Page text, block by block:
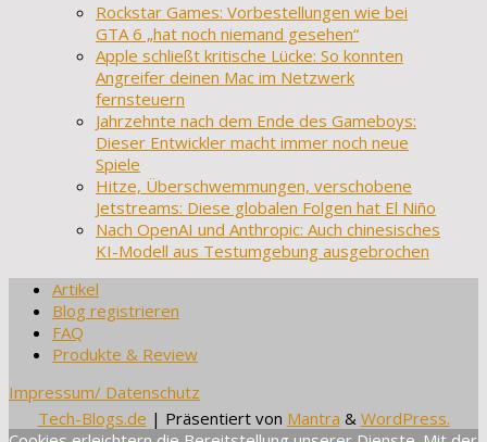
Rockstar Games: Vorbestellungen wie bei
GTA 6 „hat noch niemand gesehen“
Apple schließt kritische Lücke: So konnten
Angreifer deinen Mac im Netzwerk
fernsteuern
Jahrzehnte nach dem Ende des Gameboys:
Dieser Entwickler macht immer noch neue
Spiele
Hitze, Überschwemmungen, verschobene
Jetstreams: Diese globalen Folgen hat El Niño
Nach OpenAI und Anthropic: Auch chinesisches
KI-Modell aus Testumgebung ausgebrochen
Artikel
Blog registrieren
FAQ
Produkte & Review
Impressum/ Datenschutz
Tech-Blogs.de | Präsentiert von Mantra & WordPress.